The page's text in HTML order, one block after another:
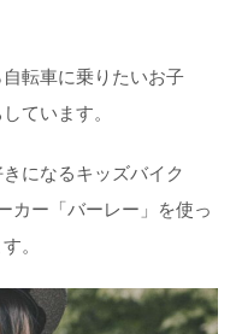
転車に乗りたいお子
ています。
になるキッズバイク
カー「バーレー」を使っ
。